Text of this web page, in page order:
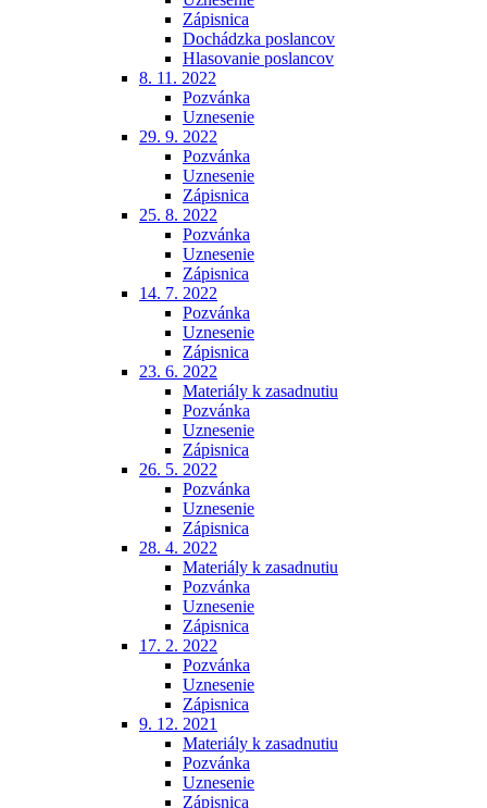
Zápisnica
Dochádzka poslancov
Hlasovanie poslancov
8. 11. 2022
Pozvánka
Uznesenie
29. 9. 2022
Pozvánka
Uznesenie
Zápisnica
25. 8. 2022
Pozvánka
Uznesenie
Zápisnica
14. 7. 2022
Pozvánka
Uznesenie
Zápisnica
23. 6. 2022
Materiály k zasadnutiu
Pozvánka
Uznesenie
Zápisnica
26. 5. 2022
Pozvánka
Uznesenie
Zápisnica
28. 4. 2022
Materiály k zasadnutiu
Pozvánka
Uznesenie
Zápisnica
17. 2. 2022
Pozvánka
Uznesenie
Zápisnica
9. 12. 2021
Materiály k zasadnutiu
Pozvánka
Uznesenie
Zápisnica